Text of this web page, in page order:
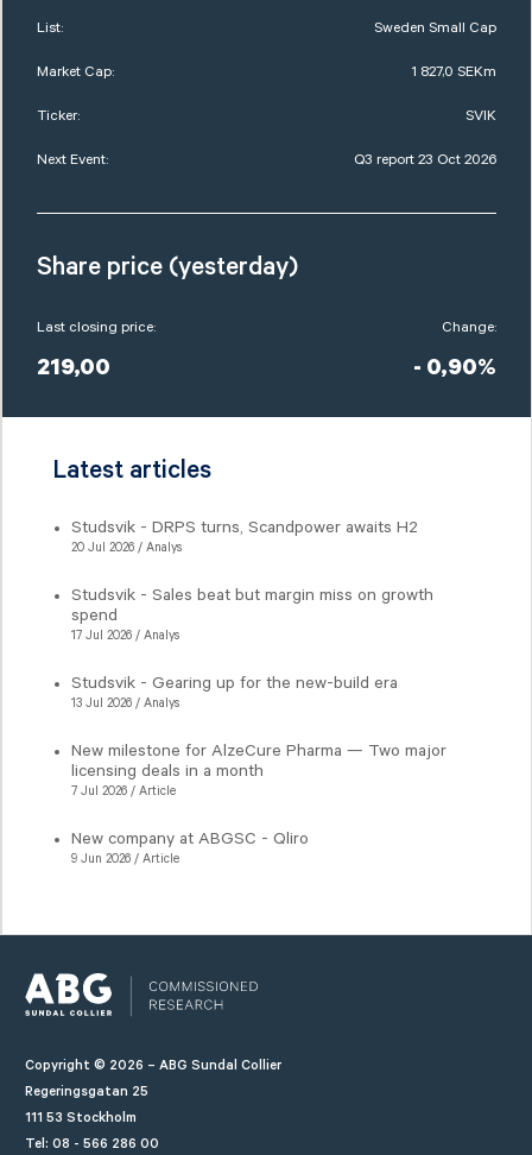
List: Sweden Small Cap
Market Cap: 1 827,0 SEKm
Ticker: SVIK
Next Event: Q3 report 23 Oct 2026
Share price (yesterday)
Last closing price:
219,00
Change:
- 0,90%
Latest articles
Studsvik - DRPS turns, Scandpower awaits H2
20 Jul 2026 / Analys
Studsvik - Sales beat but margin miss on growth
spend
17 Jul 2026 / Analys
Studsvik - Gearing up for the new-build era
13 Jul 2026 / Analys
New milestone for AlzeCure Pharma — Two major
licensing deals in a month
7 Jul 2026 / Article
New company at ABGSC - Qliro
9 Jun 2026 / Article
Copyright © 2026 – ABG Sundal Collier
Regeringsgatan 25
111 53 Stockholm
Tel: 08 - 566 286 00